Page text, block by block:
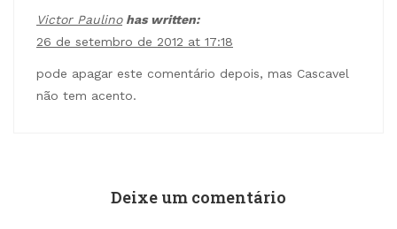
Victor Paulinohas written:
26 de setembro de 2012 at 17:18
pode apagar este comentário depois, mas Cascavel
não tem acento.
Deixe um comentário